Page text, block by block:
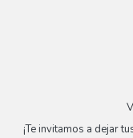
¡Te invitamos a dejar